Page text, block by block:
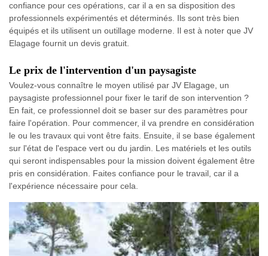
confiance pour ces opérations, car il a en sa disposition des
professionnels expérimentés et déterminés. Ils sont très bien
équipés et ils utilisent un outillage moderne. Il est à noter que JV
Elagage fournit un devis gratuit.
Le prix de l'intervention d'un paysagiste
Voulez-vous connaître le moyen utilisé par JV Elagage, un
paysagiste professionnel pour fixer le tarif de son intervention ?
En fait, ce professionnel doit se baser sur des paramètres pour
faire l'opération. Pour commencer, il va prendre en considération
le ou les travaux qui vont être faits. Ensuite, il se base également
sur l'état de l'espace vert ou du jardin. Les matériels et les outils
qui seront indispensables pour la mission doivent également être
pris en considération. Faites confiance pour le travail, car il a
l'expérience nécessaire pour cela.